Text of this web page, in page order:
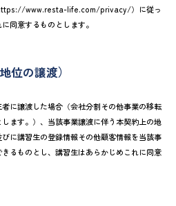
www.resta-life.com/privacy/）に従っ
同意するものとします。
位の譲渡）
に譲渡した場合（会社分割その他事業の移転
ます。）、当該事業譲渡に伴う本契約上の地
に講習生の登録情報その他顧客情報を当該事
るものとし、講習生はあらかじめこれに同意